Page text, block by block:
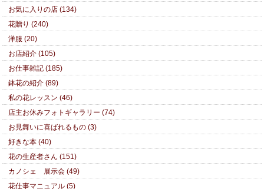
お気に入りの店 (134)
花贈り (240)
洋服 (20)
お店紹介 (105)
お仕事雑記 (185)
鉢花の紹介 (89)
私の花レッスン (46)
店主お休みフォトギャラリー (74)
お見舞いに喜ばれるもの (3)
好きな本 (40)
花の生産者さん (151)
カノシェ 展示会 (49)
花仕事マニュアル (5)